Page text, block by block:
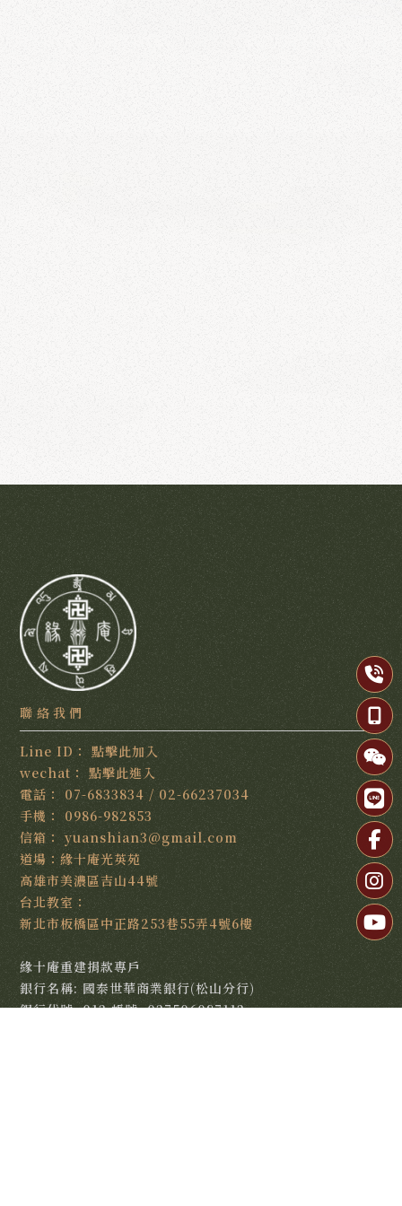
點擊此加入
點擊此進入
07-6833834 / 02-66237034
0986-982853
yuanshian3@gmail.com
新北市板橋區中正路253巷55弄4號6樓
高雄市美濃區吉山44號
緣十庵重建捐款專戶
銀行名稱: 國泰世華商業銀行(松山分行)
銀行代號: 013 帳號: 037506087113